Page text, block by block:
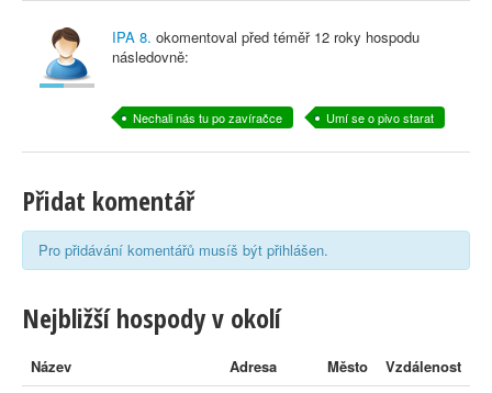
IPA 8. okomentoval před téměř 12 roky hospodu
následovně:
Nechali nás tu po zavíračce Umí se o pivo starat
Přidat komentář
Pro přidávání komentářů musíš být přihlášen.
Nejbližší hospody v okolí
Název Adresa Město
Vzdálenost